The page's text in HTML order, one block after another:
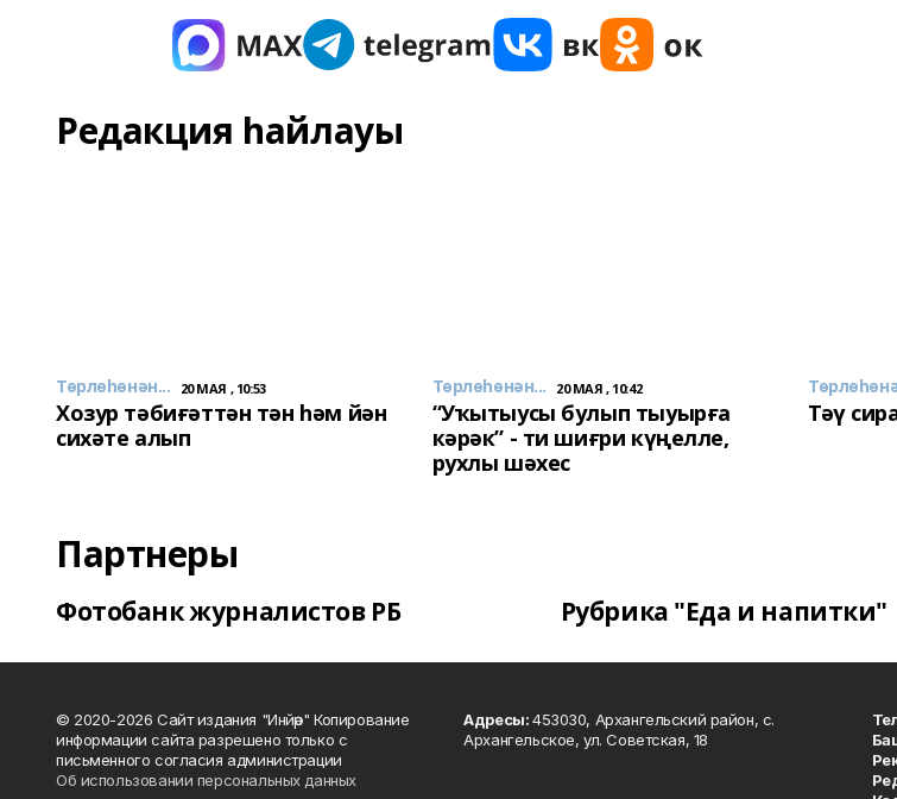
Редакция һайлауы
Төрлөһөнән... 20 МАЯ , 10:53
Хозур тәбиғәттән тән һәм йән
сихәте алып
Төрлөһөнән... 20 МАЯ , 10:42
“Уҡытыусы булып тыуырға
кәрәк” - ти шиғри күңелле,
рухлы шәхес
Тәү
Партнеры
Фотобанк журналистов РБ Рубрика "Еда и напитки"
© 2020-2026 Сайт издания "Инйәр" Копирование
информации сайта разрешено только с
письменного согласия администрации
Об использовании персональных данных
Адресы:453030, Архангельский район, с.
Архангельское, ул. Советская, 18